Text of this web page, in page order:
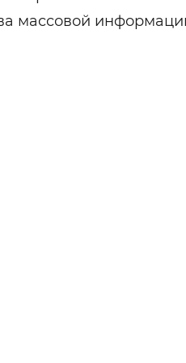
массовой